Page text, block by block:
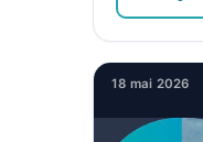
18 mai 2026